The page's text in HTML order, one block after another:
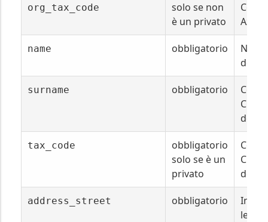
org_tax_code
solo se non
è un privato
name obbligatorio
surname obbligatorio
tax_code
obbligatorio
solo se è un
privato
address_street obbligatorio
legale